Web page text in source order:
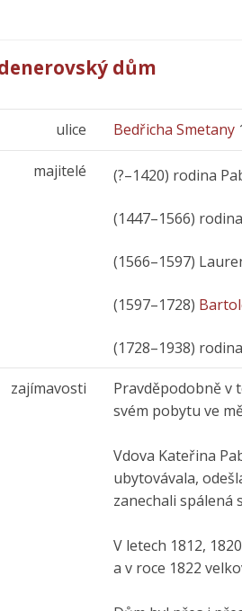
dům
ulice Bedřicha Smetany
majitelé (?–1420) rodina
(1447–1566)
(1566–1597)
(1597–1728)
(1728–1938)
zajímavosti
Pravděpodobně v
svém pobytu ve
Vdova Kateřina
ubytovávala,
zanechali spálená
V letech 1812,
a v roce 1822